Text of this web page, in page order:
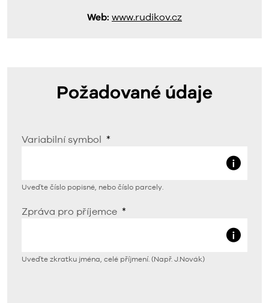
Web: www.rudikov.cz
Požadované údaje
Variabilní symbol
Uveďte číslo popisné, nebo číslo parcely.
Zpráva pro příjemce
Uveďte zkratku jména, celé příjmení. (Např. J.Novák)